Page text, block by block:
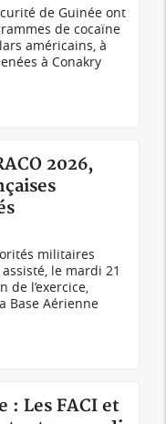
de Guinée ont
de cocaïne
américains, à
à Conakry
2026,
militaires
le mardi 21
de l’exercice,
Base Aérienne
: Les FACI et